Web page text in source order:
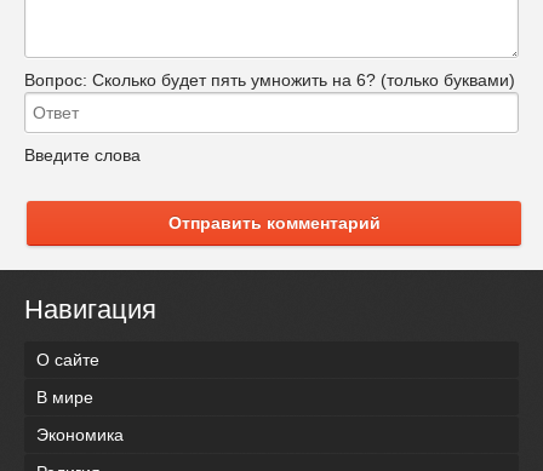
Вопрос: Сколько будет пять умножить на 6? (только буквами)
Введите слова
Отправить комментарий
Навигация
О сайте
В мире
Экономика